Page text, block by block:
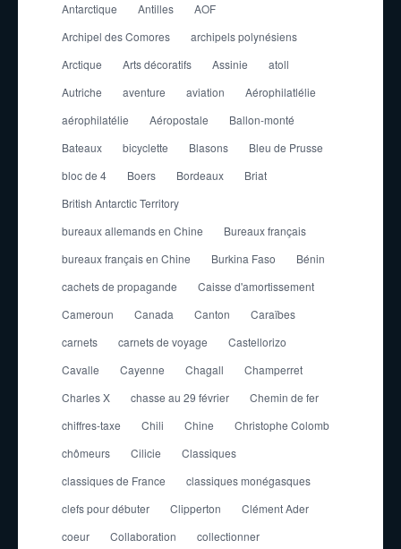
Antarctique
Antilles
AOF
Archipel des Comores
archipels polynésiens
Arctique
Arts décoratifs Assinie
atoll
Autriche
aventure aviation
Aérophilatlélie
aérophilatélie
Aéropostale
Ballon-monté
Bateaux
bicyclette Blasons
Bleu de Prusse
bloc de 4
Boers Bordeaux
Briat
British Antarctic Territory
bureaux allemands en Chine
Bureaux français
bureaux français en Chine
Burkina Faso
Bénin
cachets de propagande
Caisse d'amortissement
Cameroun
Canada Canton
Caraïbes
carnets
carnets de voyage
Castellorizo
Cavalle
Cayenne Chagall
Champerret
Charles X
chasse au 29 février
Chemin de fer
chiffres-taxe
Chili Chine
Christophe Colomb
chômeurs
Cilicie
Classiques
classiques de France
classiques monégasques
clefs pour débuter
Clipperton
Clément Ader
coeur
Collaboration
collectionner